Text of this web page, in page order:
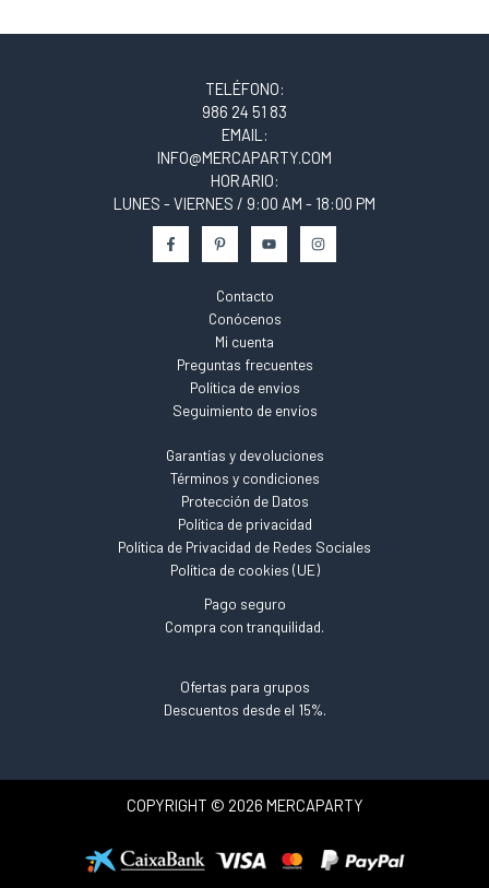
TELÉFONO:
986 24 51 83
EMAIL:
INFO@MERCAPARTY.COM
HORARIO:
LUNES - VIERNES / 9:00 AM - 18:00 PM
Contacto
Conócenos
Mi cuenta
Preguntas frecuentes
Política de envios
Seguimiento de envíos
Garantías y devoluciones
Términos y condiciones
Protección de Datos
Política de privacidad
Política de Privacidad de Redes Sociales
Política de cookies (UE)
Pago seguro
Compra con tranquilidad.
Ofertas para grupos
Descuentos desde el 15%.
COPYRIGHT © 2026 MERCAPARTY